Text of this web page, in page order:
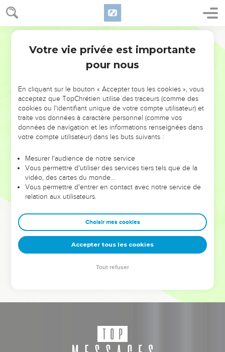
NE MANQUEZ PAS L’ÉVÉNEMENT
DE L’ANNÉE !
ET SI LEURS ERREURS POUVAIENT VOUS ÉVITER LES
VOTRES ?
leur foi ou leur vision. Mais on voit moins les doutes, les erreurs
et les saisons difficiles qu'ils ont traversés, alors même que ce
sont elles qui les ont façonnés.
Dans cette conférence, leaders, entrepreneurs, et responsables
clés pour avancer avec plus de sagesse afin que leurs erreurs
deviennent vos tremplins. Que vous guidiez un ministère, une
équipe, un groupe ou une famille, leur expérience est faite
pour vous.
Votre vie privée est importante
pour nous
En cliquant sur le bouton « Accepter tous les cookies », vous
acceptez que TopChrétien utilise des traceurs (comme des
cookies ou l'identifiant unique de votre compte utilisateur) et
traite vos données à caractère personnel (comme vos
données de navigation et les informations renseignées dans
votre compte utilisateur) dans les buts suivants :
Mesurer l'audience de notre service
Vous permettre d'utiliser des services tiers tels que de la
vidéo, des cartes du monde…
Vous permettre d'entrer en contact avec notre service de
relation aux utilisateurs.
Choisir mes cookies
Accepter tous les cookies
Tout refuser